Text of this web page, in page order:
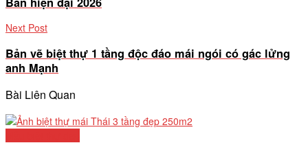
Next Post
Bản vẽ biệt thự 1 tầng độc đáo mái ngói có gác lửng
anh Mạnh
Bài Liên Quan